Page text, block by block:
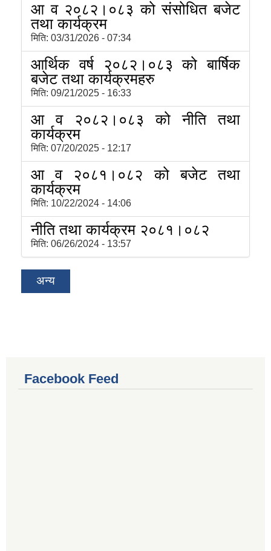
आ व २०८२।०८३ को संसोधित बजेट
तथा कार्यक्रम
मिति: 03/31/2026 - 07:34
आर्थिक वर्ष २०८२।०८३ को बार्षिक
बजेट तथा कार्यक्रमहरु
मिति: 09/21/2025 - 16:33
आ व २०८२।०८३ को नीति तथा
कार्यक्रम
मिति: 07/20/2025 - 12:17
आ व २०८१।०८२ को बजेट तथा
कार्यक्रम
मिति: 10/22/2024 - 14:06
नीति तथा कार्यक्रम २०८१।०८२
मिति: 06/26/2024 - 13:57
अन्य
Facebook Feed